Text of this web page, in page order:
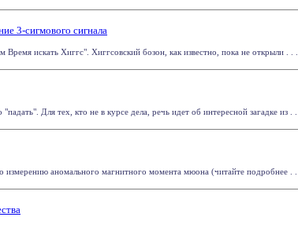
3-сигмового сигнала
искать Хиггс". Хиггсовский бозон, как известно, пока не открыли . . .
Для тех, кто не в курсе дела, речь идет об интересной загадке из . . .
аномального магнитного момента мюона (читайте подробнее . . .